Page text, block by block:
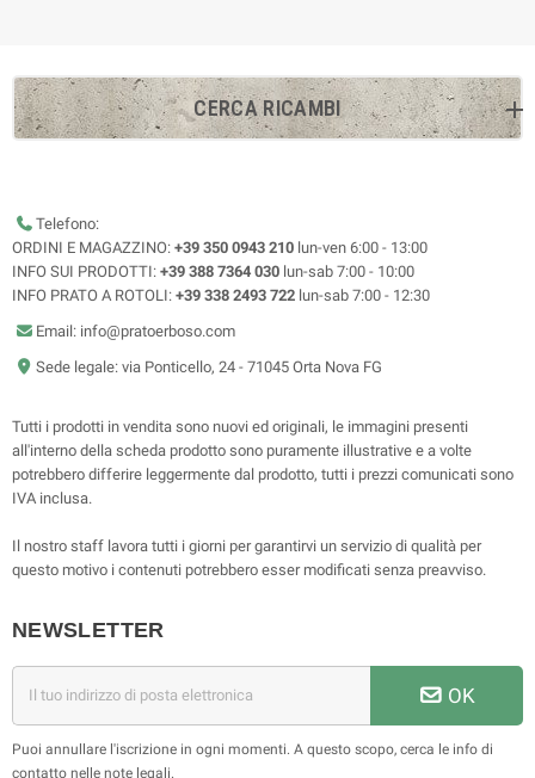
CERCA RICAMBI
Telefono:
ORDINI E MAGAZZINO: +39 350 0943 210 lun-ven 6:00 - 13:00
INFO SUI PRODOTTI: +39 388 7364 030 lun-sab 7:00 - 10:00
INFO PRATO A ROTOLI: +39 338 2493 722 lun-sab 7:00 - 12:30
Email: info@pratoerboso.com
Sede legale: via Ponticello, 24 - 71045 Orta Nova FG
Tutti i prodotti in vendita sono nuovi ed originali, le immagini presenti
all'interno della scheda prodotto sono puramente illustrative e a volte
potrebbero differire leggermente dal prodotto, tutti i prezzi comunicati sono
IVA inclusa.
Il nostro staff lavora tutti i giorni per garantirvi un servizio di qualità per
questo motivo i contenuti potrebbero esser modificati senza preavviso.
NEWSLETTER
OK
Puoi annullare l'iscrizione in ogni momenti. A questo scopo, cerca le info di
contatto nelle note legali.